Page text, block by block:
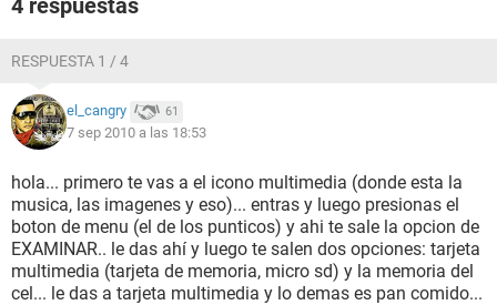
4 respuestas
RESPUESTA 1 / 4
el_cangry 61
7 sep 2010 a las 18:53
hola... primero te vas a el icono multimedia (donde esta la
musica, las imagenes y eso)... entras y luego presionas el
boton de menu (el de los punticos) y ahi te sale la opcion de
EXAMINAR.. le das ahí y luego te salen dos opciones: tarjeta
multimedia (tarjeta de memoria, micro sd) y la memoria del
cel... le das a tarjeta multimedia y lo demas es pan comido...